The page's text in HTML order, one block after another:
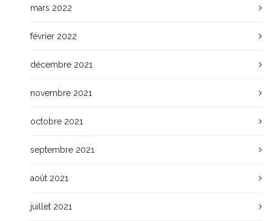
mars 2022
février 2022
décembre 2021
novembre 2021
octobre 2021
septembre 2021
août 2021
juillet 2021